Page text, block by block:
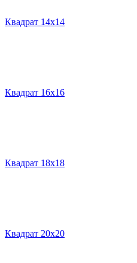
Квадрат 14х14
Квадрат 16х16
Квадрат 18х18
Квадрат 20х20